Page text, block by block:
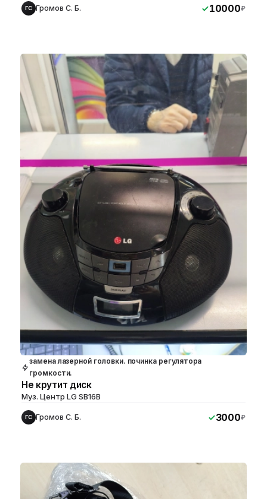
ГС Громов С. Б. 10000₽
замена лазерной головки. починка регулятора
громкости.
Не крутит диск
Муз. Центр LG SB16B
ГС Громов С. Б. 3000₽